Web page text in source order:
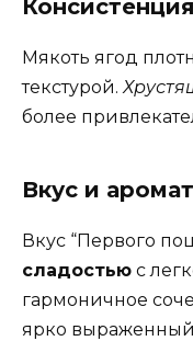
Мякоть ягод
текстурой.
более
Вкус и аромат
Вкус “Первого
сладостью с
гармоничное
ярко